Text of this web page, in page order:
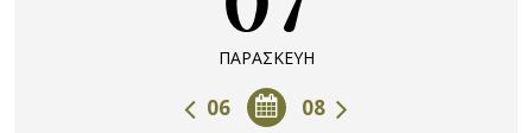
ΠΑΡΑΣΚΕΥΗ
08
06